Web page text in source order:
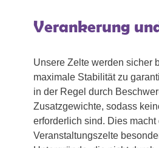
Verankerung
Unsere Zelte werden sicher
maximale Stabilität zu
in der Regel durch
Zusatzgewichte, sodass
erforderlich sind. Dies macht
Veranstaltungszelte